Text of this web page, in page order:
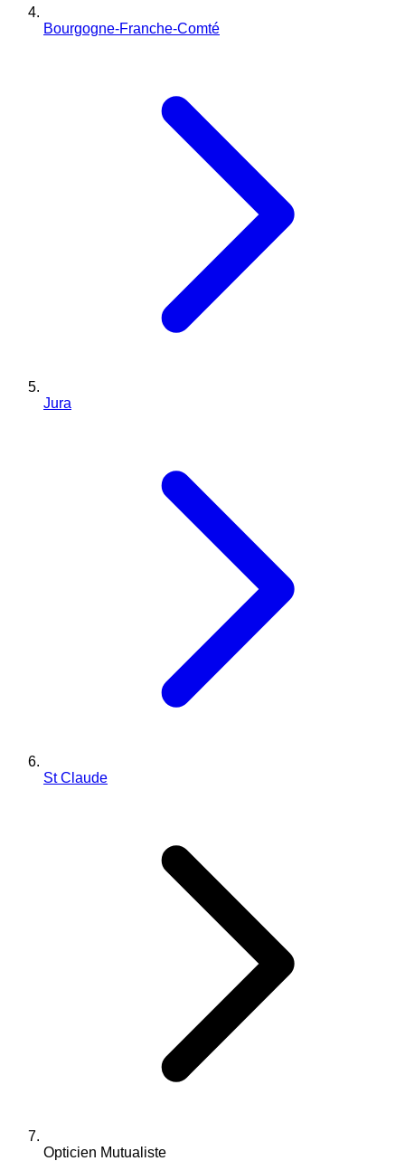
Bourgogne-Franche-Comté
Jura
St Claude
Opticien Mutualiste